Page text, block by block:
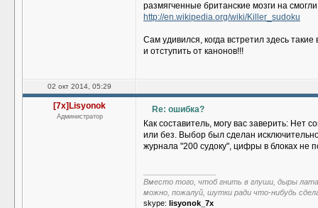
размягченные британские мозги на
http://en.wikipedia.org/wiki/Killer_sudoku
Сам удивился, когда встретил здесь
и отступить от канонов!!!
02 окт 2014, 05:29
[7x]Lisyonok
Администратор
Re: ошибка?
Как составитель, могу вас заверить: Нет
или без. Выбор был сделан
журнала "200 судоку", цифры в блоках не
Вместо того, чтоб гнить в глуши, дыры
можно, пожалуй, шутки ради что-нибудь
skype: lisyonok_7x